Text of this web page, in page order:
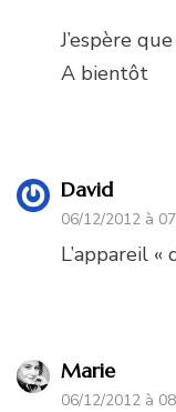
J’espère
A bientôt
David
06/12/2012 à
L’appareil
Marie
06/12/2012 à